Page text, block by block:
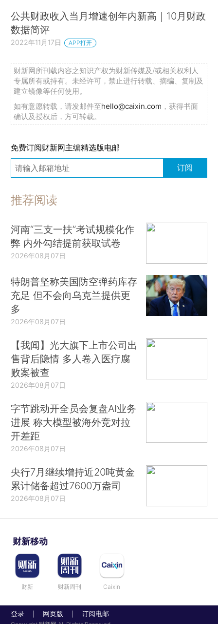
公共财政收入当月增速创年内新高｜10月财政
数据简评
2022年11月17日 APP打开
财新网所刊载内容之知识产权为财新传媒及/或相关权利人
专属所有或持有。未经许可，禁止进行转载、摘编、复制及
建立镜像等任何使用。
如有意愿转载，请发邮件至hello@caixin.com ，获得书面
确认及授权后，方可转载。
免费订阅财新网主编精选版电邮
订阅
推荐阅读
河南“三支一扶”考试规模化作
弊 内外勾结提前获取试卷
2026年08月07日
特朗普坚称美国防空弹药库存
充足 但不会向乌克兰提供更
多
2026年08月07日
【我闻】光大旗下上市公司出
售背后隐情 多人卷入医疗腐
败案被查
2026年08月07日
字节跳动开全员会复盘AI业务
进展 称大模型被海外竞对拉
开差距
2026年08月07日
央行7月继续增持近20吨黄金
累计储备超过7600万盎司
2026年08月07日
财新移动
财新 财新周刊 Caixin
登录 网页版 订阅电邮